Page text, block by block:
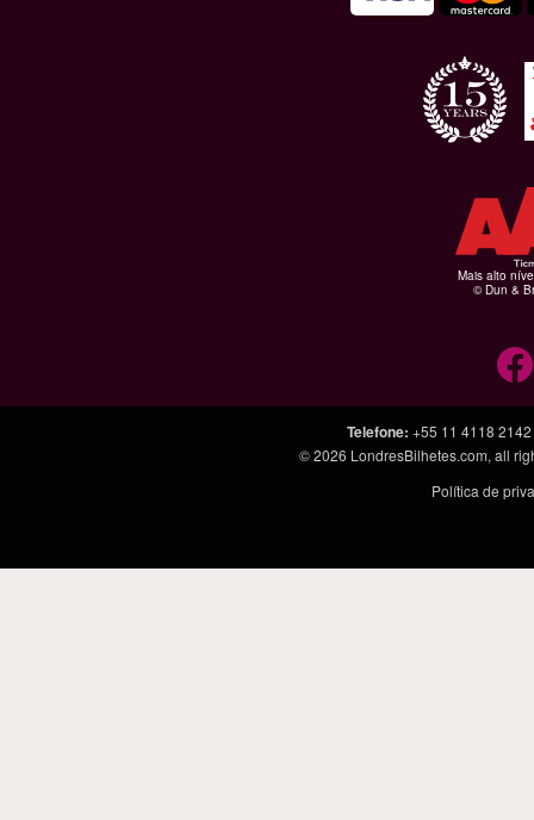
Mais alto
© Dun &
Telefone: +55 11 4118 2142
© 2026 LondresBilhetes.com, all
Política de